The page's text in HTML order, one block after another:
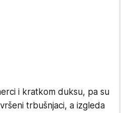
i kratkom duksu, pa su
trbušnjaci, a izgleda